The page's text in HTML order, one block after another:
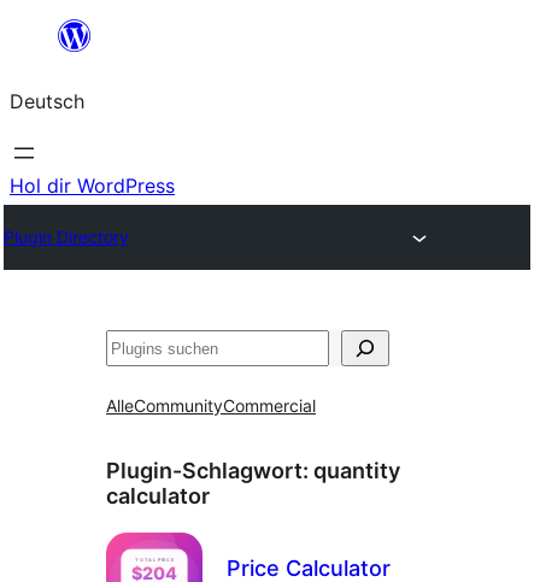
springen
Deutsch
Hol dir WordPress
Plugin Directory
Suchen
AlleCommunityCommercial
Plugin-Schlagwort: quantity
calculator
Price Calculator